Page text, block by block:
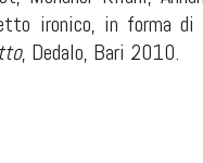
ironico, in forma di
, Dedalo, Bari 2010.